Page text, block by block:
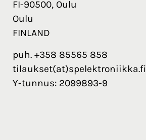
FI-90500, Oulu
Oulu
FINLAND
puh. +358 85565 858
tilaukset(at)spelektroniikka.fi
Y-tunnus: 2099893-9